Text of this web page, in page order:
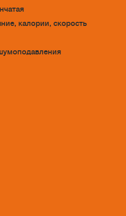
калории, скорость